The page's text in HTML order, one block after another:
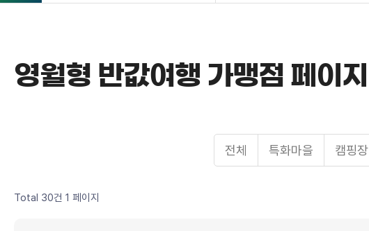
영월형 반값여행 가맹점 페이지
전체 특화마을 캠핑장
Total 30건 1 페이지